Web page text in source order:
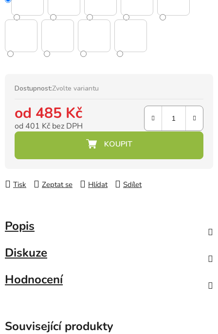
Dostupnost:Zvolte variantu
od 485 Kč
od 401 Kč bez DPH
Tisk Zeptat se Hlídat Sdílet
Popis
Diskuze
Hodnocení
Související produkty